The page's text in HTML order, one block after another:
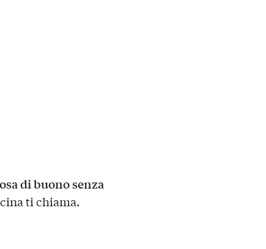
di buono senza
ti chiama.